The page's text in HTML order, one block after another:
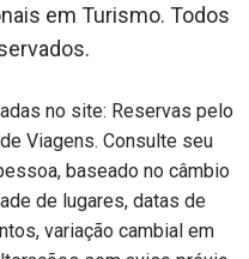
em Turismo. Todos
no site: Reservas pelo
Viagens. Consulte seu
baseado no câmbio
de lugares, datas de
variação cambial em